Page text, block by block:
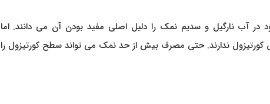
در آب نارگیل و سدیم نمک را دلیل اصلی مفید بودن آن می‌ دانند. اما
ندارند. حتی مصرف بیش از حد نمک می‌ تواند سطح کورتیزول را